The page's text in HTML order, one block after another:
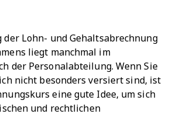
der Lohn- und Gehaltsabrechnung
liegt manchmal im
der Personalabteilung. Wenn Sie
nicht besonders versiert sind, ist
eine gute Idee, um sich
und rechtlichen